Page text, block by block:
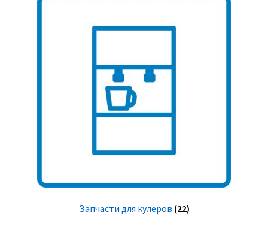
Запчасти для кулеров (22)